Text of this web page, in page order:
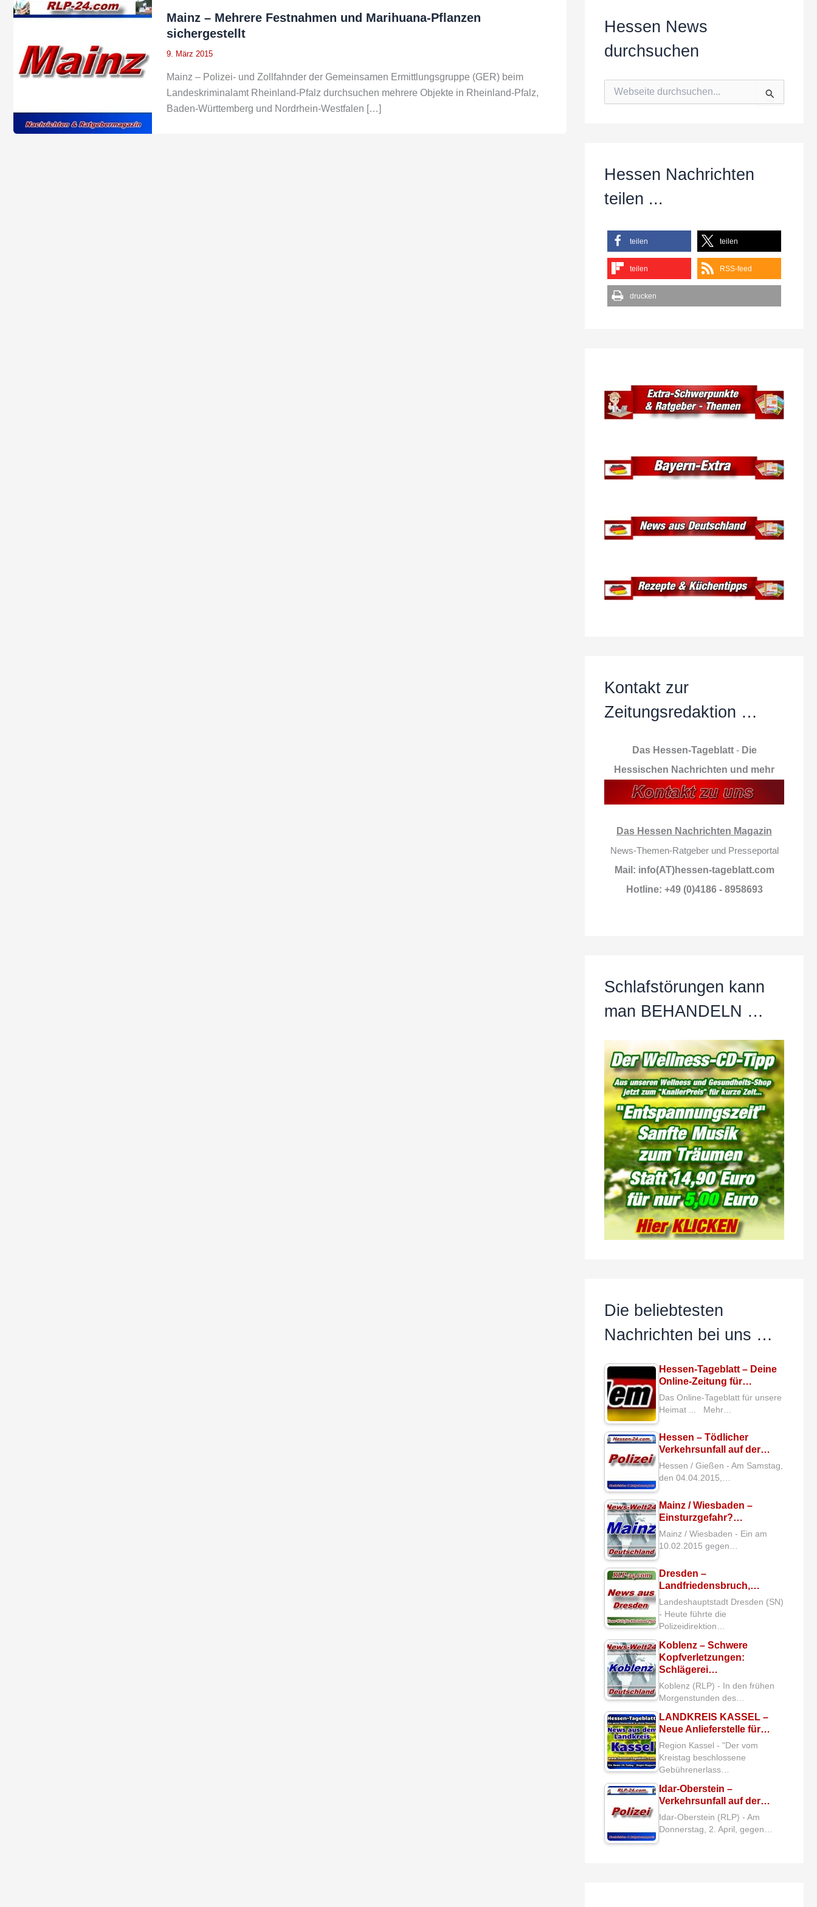
Mainz – Mehrere Festnahmen und Marihuana-Pflanzen
sichergestellt
9. März 2015
Mainz – Polizei- und Zollfahnder der Gemeinsamen Ermittlungsgruppe (GER) beim
Landeskriminalamt Rheinland-Pfalz durchsuchen mehrere Objekte in Rheinland-Pfalz,
Baden-Württemberg und Nordrhein-Westfalen […]
Hessen News
durchsuchen
a
c
h
:
Hessen Nachrichten
teilen ...
teilen teilen
teilen RSS-feed
drucken
Kontakt zur
Zeitungsredaktion …
Das Hessen-Tageblatt- Die
Hessischen Nachrichten und mehr
Das Hessen Nachrichten Magazin
News-Themen-Ratgeber und Presseportal
Mail: info(AT)hessen-tageblatt.com
Hotline: +49 (0)4186 - 8958693
Schlafstörungen kann
man BEHANDELN …
Die beliebtesten
Nachrichten bei uns …
Hessen-Tageblatt – Deine
Online-Zeitung für…
Das Online-Tageblatt für unsere
Heimat ... Mehr…
Hessen – Tödlicher
Verkehrsunfall auf der…
Hessen / Gießen - Am Samstag,
den 04.04.2015,…
Mainz / Wiesbaden –
Einsturzgefahr?…
Mainz / Wiesbaden - Ein am
10.02.2015 gegen…
Dresden –
Landfriedensbruch,…
Landeshauptstadt Dresden (SN)
- Heute führte die
Polizeidirektion…
Koblenz – Schwere
Kopfverletzungen:
Schlägerei…
Koblenz (RLP) - In den frühen
Morgenstunden des…
LANDKREIS KASSEL –
Neue Anlieferstelle für…
Region Kassel - "Der vom
Kreistag beschlossene
Gebührenerlass…
Idar-Oberstein –
Verkehrsunfall auf der…
Idar-Oberstein (RLP) - Am
Donnerstag, 2. April, gegen…